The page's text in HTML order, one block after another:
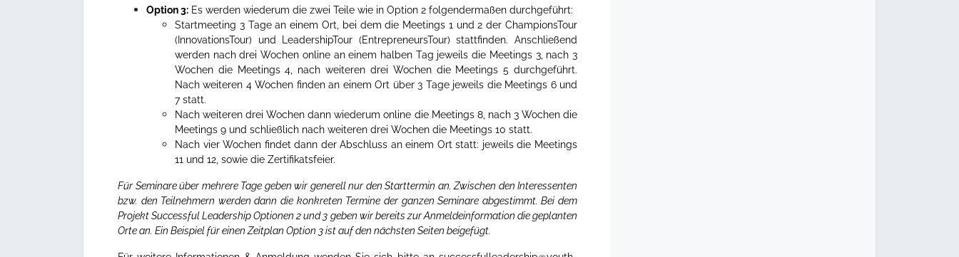
Option 3: Es werden wiederum die zwei Teile wie in Option 2 folgendermaßen durchgeführt:
Startmeeting 3 Tage an einem Ort, bei dem die Meetings 1 und 2 der ChampionsTour
(InnovationsTour) und LeadershipTour (EntrepreneursTour) stattfinden. Anschließend
werden nach drei Wochen online an einem halben Tag jeweils die Meetings 3, nach 3
Wochen die Meetings 4, nach weiteren drei Wochen die Meetings 5 durchgeführt.
Nach weiteren 4 Wochen finden an einem Ort über 3 Tage jeweils die Meetings 6 und
7 statt.
Nach weiteren drei Wochen dann wiederum online die Meetings 8, nach 3 Wochen die
Meetings 9 und schließlich nach weiteren drei Wochen die Meetings 10 statt.
Nach vier Wochen findet dann der Abschluss an einem Ort statt: jeweils die Meetings
11 und 12, sowie die Zertifikatsfeier.
Für Seminare über mehrere Tage geben wir generell nur den Starttermin an. Zwischen den Interessenten
bzw. den Teilnehmern werden dann die konkreten Termine der ganzen Seminare abgestimmt. Bei dem
Projekt Successful Leadership Optionen 2 und 3 geben wir bereits zur Anmeldeinformation die geplanten
Orte an. Ein Beispiel für einen Zeitplan Option 3 ist auf den nächsten Seiten beigefügt.